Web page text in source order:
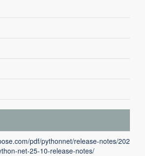
pdf/pythonnet/release-notes/202
net-25-10-release-notes/